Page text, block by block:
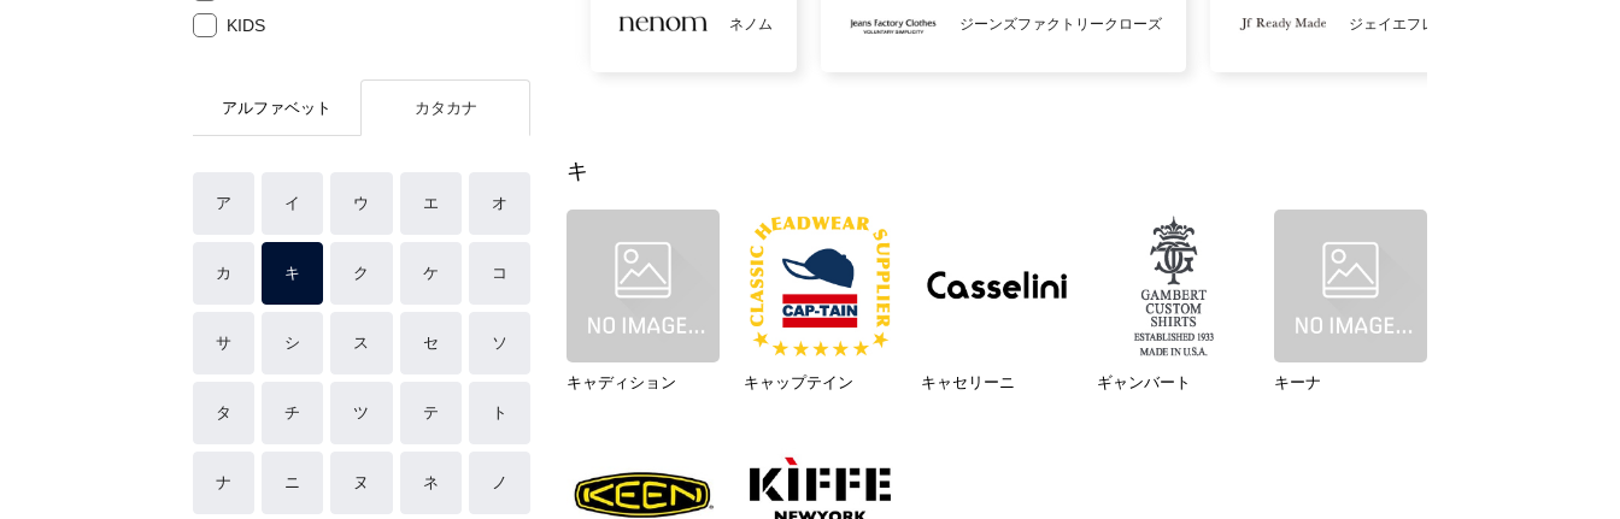
KIDS
アルファベット カタカナ
ア イ ウ エ オ
カ キ ク ケ コ
サ シ ス セ ソ
タ チ ツ テ ト
ナ ニ ヌ ネ ノ
ネノム ジーンズファクトリークローズ ジェイエフレディメイド
キ
キャディション キャップテイン キャセリーニ ギャンバート キーナ